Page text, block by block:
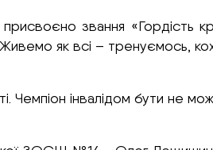
звання «Гордість
як всі – тренуємось,
Чемпіон інвалідом бути не